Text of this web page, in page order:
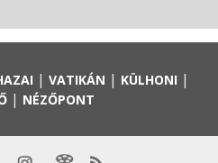
| VATIKÁN | KÜLHONI |
| NÉZŐPONT